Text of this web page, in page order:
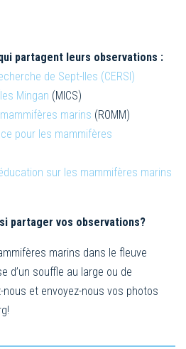
partagent leurs observations :
de Sept-Iles (CERSI)
Mingan (MICS)
marins (ROMM)
pour les mammifères
sur les mammifères marins
partager vos observations?
marins dans le fleuve
d’un souffle au large ou de
et envoyez-nous vos photos
!